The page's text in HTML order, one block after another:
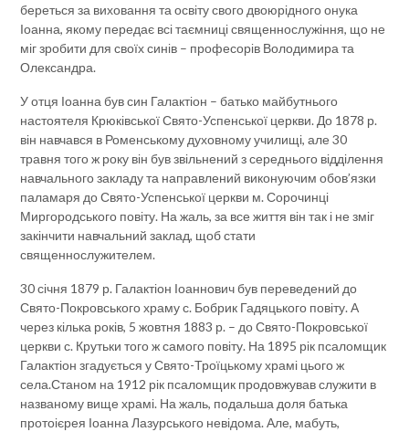
береться за виховання та освіту свого двоюрідного онука
Іоанна, якому передає всі таємниці священнослужіння, що не
міг зробити для своїх синів – професорів Володимира та
Олександра.
У отця Іоанна був син Галактіон – батько майбутнього
настоятеля Крюківської Свято-Успенської церкви. До 1878 р.
він навчався в Роменському духовному училищі, але 30
травня того ж року він був звільнений з середнього відділення
навчального закладу та направлений виконуючим обов’язки
паламаря до Свято-Успенської церкви м. Сорочинці
Миргородського повіту. На жаль, за все життя він так і не зміг
закінчити навчальний заклад, щоб стати
священнослужителем.
30 січня 1879 р. Галактіон Іоаннович був переведений до
Свято-Покровського храму с. Бобрик Гадяцького повіту. А
через кілька років, 5 жовтня 1883 р. – до Свято-Покровської
церкви с. Крутьки того ж самого повіту. На 1895 рік псаломщик
Галактіон згадується у Свято-Троїцькому храмі цього ж
села.Станом на 1912 рік псаломщик продовжував служити в
названому вище храмі. На жаль, подальша доля батька
протоієрея Іоанна Лазурського невідома. Але, мабуть,